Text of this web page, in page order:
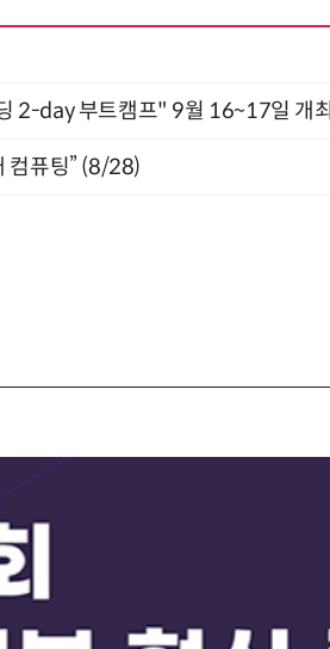
2-day 부트캠프" 9월 16~17일 개최
컴퓨팅” (8/28)